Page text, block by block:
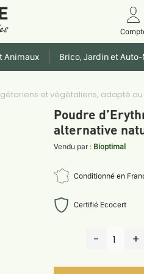
Animaux Brico, Jardin et
et végétaliens, adapté
Poudre
alternative
Vendu par : Bioptimal
Conditionné en
Certifié Ecocert
- 1 +